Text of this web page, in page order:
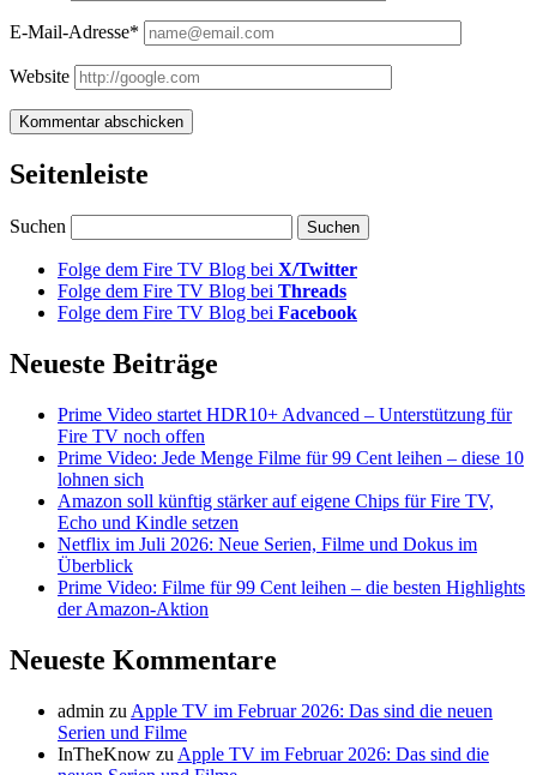
E-Mail-Adresse*
Website
Seitenleiste
Suchen
Folge dem Fire TV Blog bei X/Twitter
Folge dem Fire TV Blog bei Threads
Folge dem Fire TV Blog bei Facebook
Neueste Beiträge
Prime Video startet HDR10+ Advanced – Unterstützung für
Fire TV noch offen
Prime Video: Jede Menge Filme für 99 Cent leihen – diese 10
lohnen sich
Amazon soll künftig stärker auf eigene Chips für Fire TV,
Echo und Kindle setzen
Netflix im Juli 2026: Neue Serien, Filme und Dokus im
Überblick
Prime Video: Filme für 99 Cent leihen – die besten Highlights
der Amazon-Aktion
Neueste Kommentare
admin zu Apple TV im Februar 2026: Das sind die neuen
Serien und Filme
InTheKnow zu Apple TV im Februar 2026: Das sind die